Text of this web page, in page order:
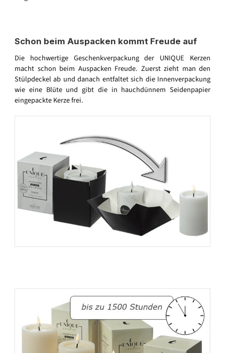
Schon beim Auspacken kommt Freude auf
Die hochwertige Geschenkverpackung der UNIQUE Kerzen
macht schon beim Auspacken Freude. Zuerst zieht man den
Stülpdeckel ab und danach entfaltet sich die Innenverpackung
wie eine Blüte und gibt die in hauchdünnem Seidenpapier
eingepackte Kerze frei.